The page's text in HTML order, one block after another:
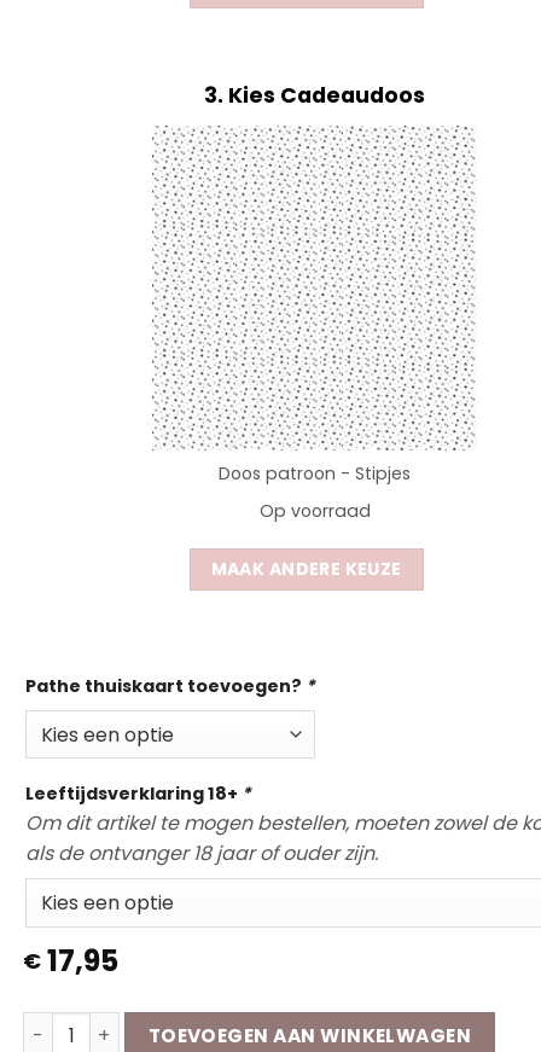
3 Kies Cadeaudoos
Doos patroon - Stipjes
Op voorraad
MAAK ANDERE KEUZE
Pathe thuiskaart toevoegen? *
Leeftijdsverklaring 18+ *
Om dit artikel te mogen bestellen, moeten zowel de
als de ontvanger 18 jaar of ouder zijn.
€ 17,95
Wijn Cadeaubox | Topper aantal
TOEVOEGEN AAN WINKELWAGEN